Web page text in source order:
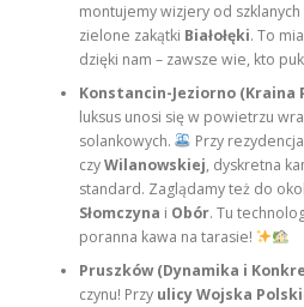
montujemy wizjery od
zielone zakątki Białołęki. To
dzięki nam – zawsze wie, kto
Konstancin-Jeziorno (Kraina
luksus unosi się w powietrzu
solankowych.
Przy
czyWilanowskiej, dyskretna
standard. Zaglądamy też do
Słomczyna i Obór. Tu
poranna kawa na tarasie!
Pruszków (Dynamika i
czynu! Przy ulicy Wojska